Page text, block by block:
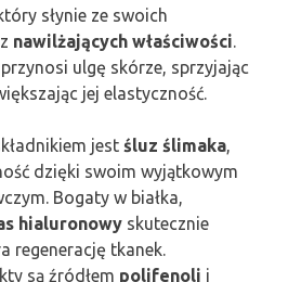
słynie ze swoich
nawilżających właściwości.
ulgę skórze, sprzyjając
jej elastyczność.
jest śluz ślimaka,
dzięki swoim wyjątkowym
Bogaty w białka,
hialuronowy skutecznie
regenerację tkanek.
są źródłem polifenoli i